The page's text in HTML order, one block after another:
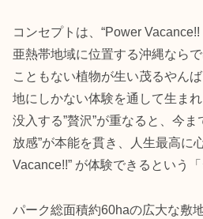
コンセプトは、“Power Vacance!!
亜熱帯地域に位置する沖縄なら
こともない植物が生い茂るやん
地にしかない体験を通して生ま
没入する”贅沢”が重なると、今
放感”が本能を貫き、人生最高に
Vacance!!” が体験できるという
パーク総面積約60haの広大な敷